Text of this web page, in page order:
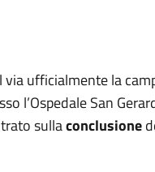
ufficialmente la
l’Ospedale San
sullaconclusione